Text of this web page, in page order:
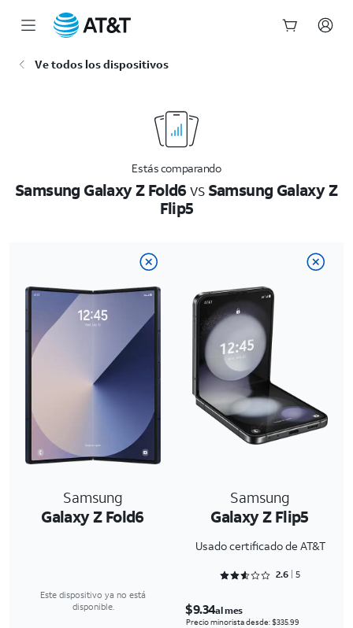
Ve todos los dispositivos
Estás comparando
Samsung Galaxy Z Fold6vsSamsung Galaxy Z
Flip5
Samsung
Galaxy Z Fold6
Samsung
Galaxy Z Flip5
Usado certificado de AT&T
Rated 2.6 out of 5
2.6 5
Este dispositivo ya no está
disponible.
$9.34al mes
Precio minorista desde: $335.99